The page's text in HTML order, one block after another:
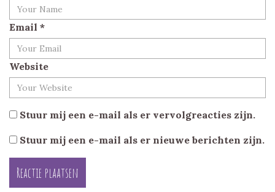
Email *
Website
Stuur mij een e-mail als er vervolgreacties zijn.
Stuur mij een e-mail als er nieuwe berichten zijn.